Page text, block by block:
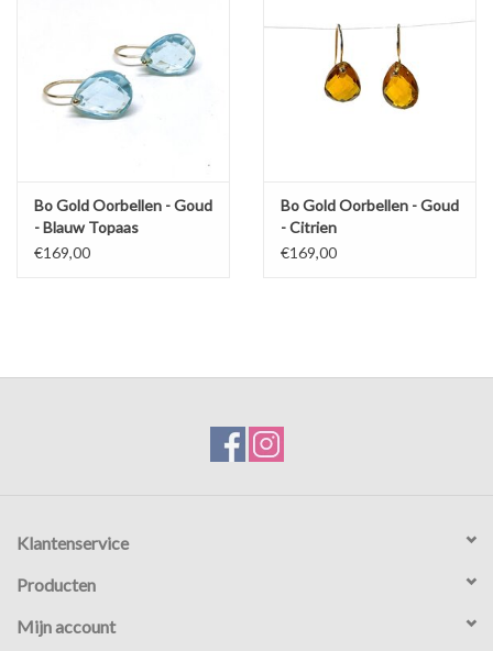
Bo Gold Oorbellen - Goud
- Blauw Topaas
€169,00
Bo Gold Oorbellen - Goud
- Citrien
€169,00
Klantenservice
Producten
Mijn account